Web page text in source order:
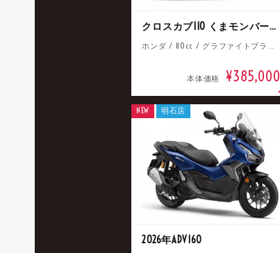
クロスカブ110 くまモンバージョン
ホンダ / 110cc / グラファイトブラック
本体価格 ¥385,000
2026年ADV160
NEW 明石店